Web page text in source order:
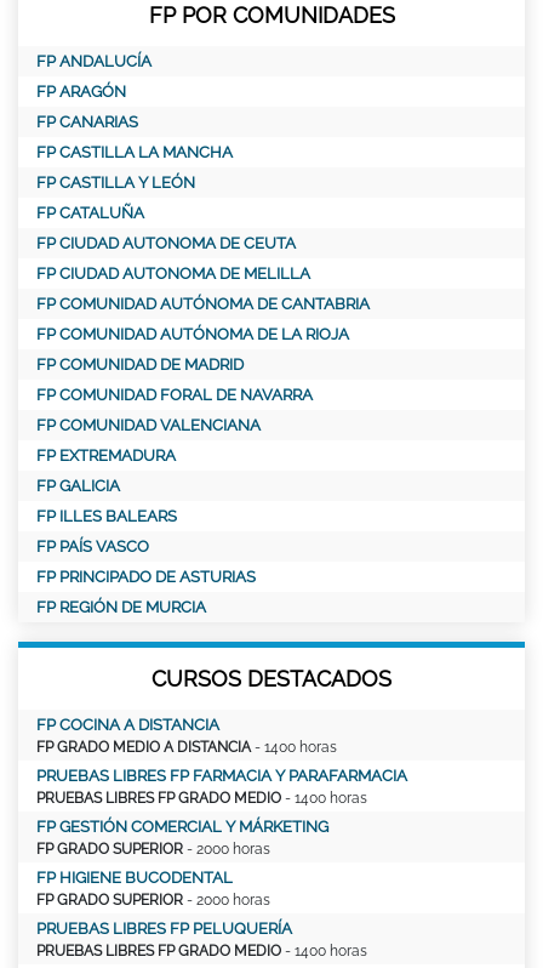
FP POR COMUNIDADES
FP ANDALUCÍA
FP ARAGÓN
FP CANARIAS
FP CASTILLA LA MANCHA
FP CASTILLA Y LEÓN
FP CATALUÑA
FP CIUDAD AUTONOMA DE CEUTA
FP CIUDAD AUTONOMA DE MELILLA
FP COMUNIDAD AUTÓNOMA DE CANTABRIA
FP COMUNIDAD AUTÓNOMA DE LA RIOJA
FP COMUNIDAD DE MADRID
FP COMUNIDAD FORAL DE NAVARRA
FP COMUNIDAD VALENCIANA
FP EXTREMADURA
FP GALICIA
FP ILLES BALEARS
FP PAÍS VASCO
FP PRINCIPADO DE ASTURIAS
FP REGIÓN DE MURCIA
CURSOS DESTACADOS
FP COCINA A DISTANCIA
FP GRADO MEDIO A DISTANCIA - 1400 horas
PRUEBAS LIBRES FP FARMACIA Y PARAFARMACIA
PRUEBAS LIBRES FP GRADO MEDIO - 1400 horas
FP GESTIÓN COMERCIAL Y MÁRKETING
FP GRADO SUPERIOR - 2000 horas
FP HIGIENE BUCODENTAL
FP GRADO SUPERIOR - 2000 horas
PRUEBAS LIBRES FP PELUQUERÍA
PRUEBAS LIBRES FP GRADO MEDIO - 1400 horas